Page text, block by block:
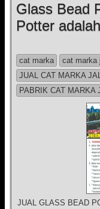
Glass Bead
Potter
cat marka
cat marka
JUAL CAT MARKA
PABRIK CAT MARKA
JUAL GLASS BEAD